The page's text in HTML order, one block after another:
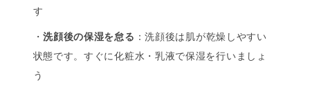
す
・洗顔後の保湿を怠る ：洗顔後は肌が乾燥しやすい
状態です。すぐに化粧水・乳液で保湿を行いましょ
う